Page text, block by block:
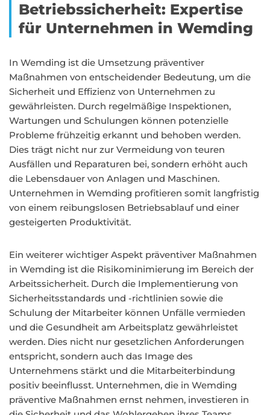
Betriebssicherheit: Expertise
für Unternehmen in Wemding
In Wemding ist die Umsetzung präventiver
Maßnahmen von entscheidender Bedeutung, um die
Sicherheit und Effizienz von Unternehmen zu
gewährleisten. Durch regelmäßige Inspektionen,
Wartungen und Schulungen können potenzielle
Probleme frühzeitig erkannt und behoben werden.
Dies trägt nicht nur zur Vermeidung von teuren
Ausfällen und Reparaturen bei, sondern erhöht auch
die Lebensdauer von Anlagen und Maschinen.
Unternehmen in Wemding profitieren somit langfristig
von einem reibungslosen Betriebsablauf und einer
gesteigerten Produktivität.
Ein weiterer wichtiger Aspekt präventiver Maßnahmen
in Wemding ist die Risikominimierung im Bereich der
Arbeitssicherheit. Durch die Implementierung von
Sicherheitsstandards und -richtlinien sowie die
Schulung der Mitarbeiter können Unfälle vermieden
und die Gesundheit am Arbeitsplatz gewährleistet
werden. Dies nicht nur gesetzlichen Anforderungen
entspricht, sondern auch das Image des
Unternehmens stärkt und die Mitarbeiterbindung
positiv beeinflusst. Unternehmen, die in Wemding
präventive Maßnahmen ernst nehmen, investieren in